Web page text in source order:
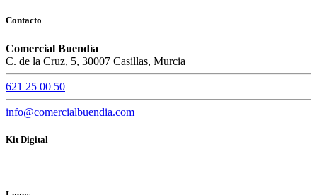
Contacto
Comercial Buendía
C. de la Cruz, 5, 30007 Casillas, Murcia
621 25 00 50
info@comercialbuendia.com
Kit Digital